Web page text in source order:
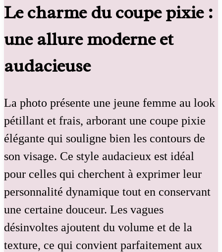
Le charme du coupe pixie :
une allure moderne et
audacieuse
La photo présente une jeune femme au look
pétillant et frais, arborant une coupe pixie
élégante qui souligne bien les contours de
son visage. Ce style audacieux est idéal
pour celles qui cherchent à exprimer leur
personnalité dynamique tout en conservant
une certaine douceur. Les vagues
désinvoltes ajoutent du volume et de la
texture, ce qui convient parfaitement aux